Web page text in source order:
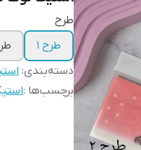
طرح
طرح ۱
دسته‌بندی:
برچسب‌ها :